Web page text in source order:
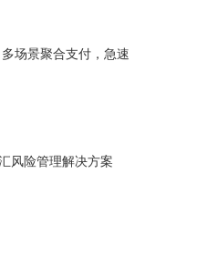
场景聚合支付，急速
风险管理解决方案